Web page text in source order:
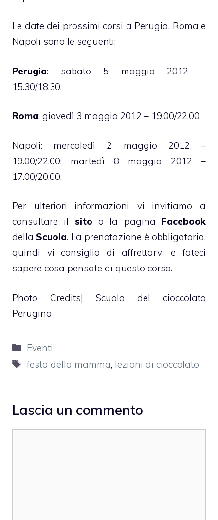
Le date dei prossimi corsi a Perugia, Roma e
Napoli sono le seguenti:
Perugia: sabato 5 maggio 2012 –
15.30/18.30.
Roma: giovedì 3 maggio 2012 – 19.00/22.00.
Napoli: mercoledì 2 maggio 2012 –
19.00/22.00; martedì 8 maggio 2012 –
17.00/20.00.
Per ulteriori informazioni vi invitiamo a
consultare il sito o la pagina Facebook
dellaScuola. La prenotazione è obbligatoria,
quindi vi consiglio di affrettarvi e fateci
sapere cosa pensate di questo corso.
Photo Credits| Scuola del cioccolato
Perugina
Categorie
Eventi
Tag
festa della mamma, lezioni di cioccolato
Lascia un commento